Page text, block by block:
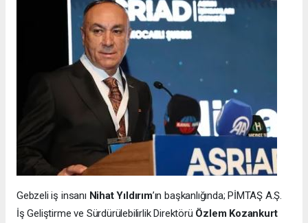
Gebzeli iş insanı Nihat Yıldırım’ın başkanlığında; PİMTAŞ A.Ş.
İş Geliştirme ve Sürdürülebilirlik Direktörü Özlem Kozankurt